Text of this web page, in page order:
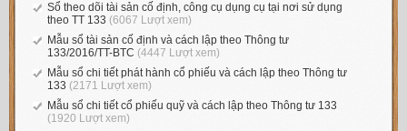
Sổ theo dõi tài sản cố định, công cụ dụng cụ tại nơi sử dụng
theo TT 133 (6067 Lượt xem)
Mẫu sổ tài sản cố định và cách lập theo Thông tư
133/2016/TT-BTC (4447 Lượt xem)
Mẫu sổ chi tiết phát hành cổ phiếu và cách lập theo Thông tư
133 (2171 Lượt xem)
Mẫu sổ chi tiết cổ phiếu quỹ và cách lập theo Thông tư 133
(1920 Lượt xem)